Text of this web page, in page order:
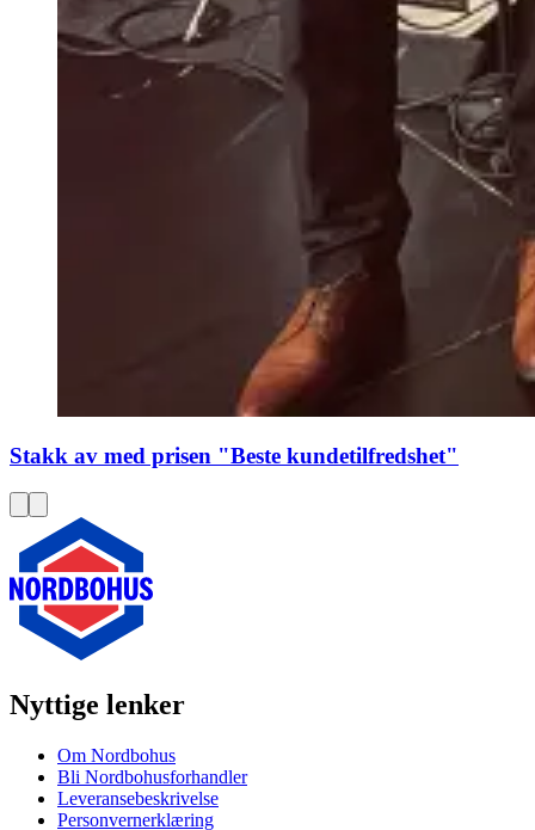
Stakk av med prisen "Beste kundetilfredshet"
Nyttige lenker
Om Nordbohus
Bli Nordbohusforhandler
Leveransebeskrivelse
Personvernerklæring